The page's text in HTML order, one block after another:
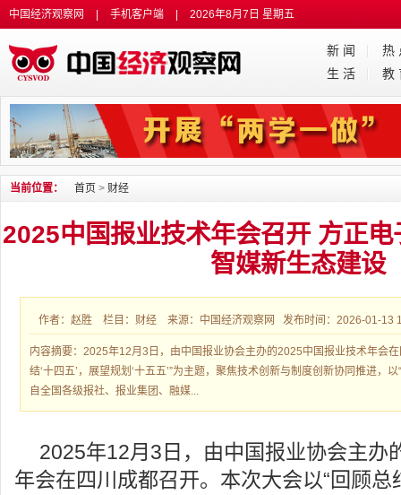
中国经济观察网 手机客户端 2026年8月7日 星期五
新 闻
热
生 活
教
当前位置： 首页 > 财经
2025中国报业技术年会召开 方正
智媒新生态建设
作者：赵胜 栏目：财经 来源：中国经济观察网 发布时间：2026-01-13
内容摘要：2025年12月3日，由中国报业协会主办的2025中国报业技术年会
结‘十四五’，展望规划‘十五五’”为主题，聚焦技术创新与制度创新协同推进，
自全国各级报社、报业集团、融媒...
2025年12月3日，由中国报业协会主办
年会在四川成都召开。本次大会以“回顾总